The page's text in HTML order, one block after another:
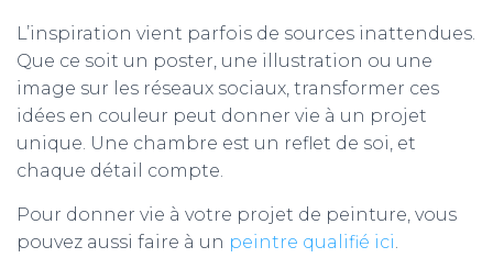
L’inspiration vient parfois de sources inattendues.
Que ce soit un poster, une illustration ou une
image sur les réseaux sociaux, transformer ces
idées en couleur peut donner vie à un projet
unique. Une chambre est un reflet de soi, et
chaque détail compte.
Pour donner vie à votre projet de peinture, vous
pouvez aussi faire à un peintre qualifié ici.